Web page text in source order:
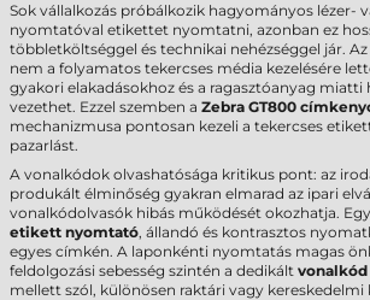
Sok vállalkozás próbálkozik hagyományos lézer-
nyomtatóval etikettet nyomtatni, azonban ez
többletköltséggel és technikai nehézséggel jár.
nem a folyamatos tekercses média kezelésére
gyakori elakadásokhoz és a ragasztóanyag miatti
vezethet. Ezzel szemben a Zebra GT800
mechanizmusa pontosan kezeli a tekercses
pazarlást.
A vonalkódok olvashatósága kritikus pont: az
produkált élminőség gyakran elmarad az ipari
vonalkódolvasók hibás működését okozhatja.
etikett nyomtató, állandó és kontrasztos
egyes címkén. A laponkénti nyomtatás magas
feldolgozási sebesség szintén a dedikált
mellett szól, különösen raktári vagy kereskedelmi